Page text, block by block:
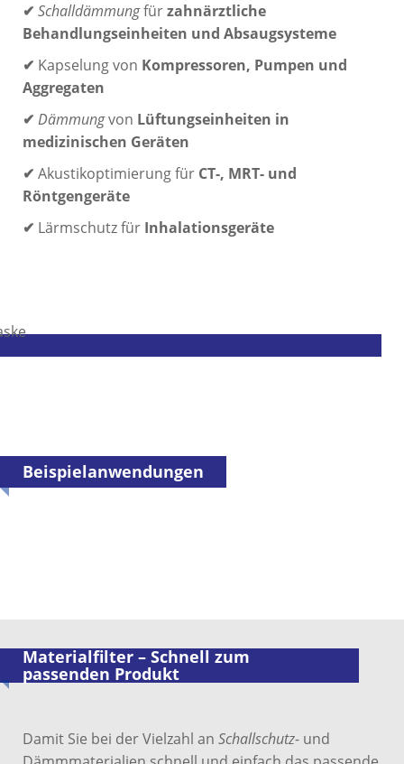
✔ Schalldämmungfürzahnärztliche
Behandlungseinheiten und Absaugsysteme
✔ Kapselung von Kompressoren, Pumpen und
Aggregaten
✔ Dämmungvon Lüftungseinheiten in
medizinischen Geräten
✔ Akustikoptimierung für CT-, MRT- und
Röntgengeräte
✔ Lärmschutz für Inhalationsgeräte
Beispielanwendungen
Materialfilter – Schnell zum
passenden Produkt
Damit Sie bei der Vielzahl an Schallschutz- und